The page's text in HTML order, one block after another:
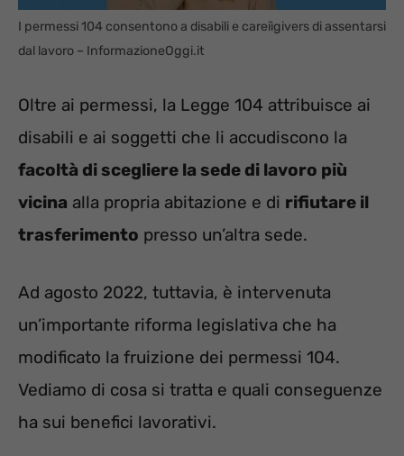
I permessi 104 consentono a disabili e careiìgivers di assentarsi
dal lavoro – InformazioneOggi.it
Oltre ai permessi, la Legge 104 attribuisce ai
disabili e ai soggetti che li accudiscono la
facoltà di scegliere la sede di lavoro più
vicina alla propria abitazione e di rifiutare il
trasferimento presso un’altra sede.
Ad agosto 2022, tuttavia, è intervenuta
un’importante riforma legislativa che ha
modificato la fruizione dei permessi 104.
Vediamo di cosa si tratta e quali conseguenze
ha sui benefici lavorativi.